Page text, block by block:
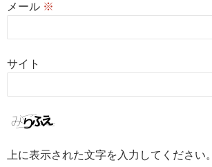
メール ※
サイト
上に表示された文字を入力してください。